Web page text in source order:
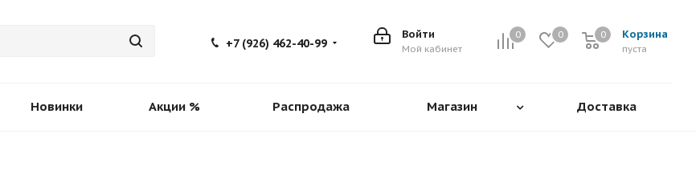
0 0 Корзина
0
пуста
0
Войти
Мой кабинет
+7 (926) 462-40-99
Новинки Акции % Распродажа Магазин Доставка